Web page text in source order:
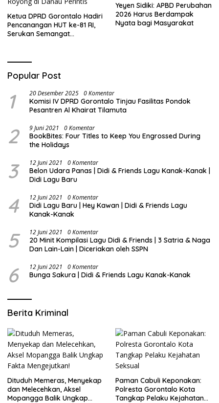
Ketua DPRD Gorontalo Hadiri
Pencanangan HUT ke-81 RI,
Serukan Semangat
Yeyen Sidiki: APBD Perubahan
2026 Harus Berdampak
Nyata bagi Masyarakat
Popular Post
1 20 Desember 2025 0 Komentar
Komisi IV DPRD Gorontalo Tinjau Fasilitas Pondok
Pesantren Al Khairat Tilamuta
2 9 Juni 2021 0 Komentar
BookBites: Four Titles to Keep You Engrossed During
the Holidays
3 12 Juni 2021 0 Komentar
Belon Udara Panas | Didi & Friends Lagu Kanak-Kanak |
Didi Lagu Baru
4 12 Juni 2021 0 Komentar
Didi Lagu Baru | Hey Kawan | Didi & Friends Lagu
Kanak-Kanak
5 12 Juni 2021 0 Komentar
20 Minit Kompilasi Lagu Didi & Friends | 3 Satria & Naga
Dan Lain-Lain | Diceriakan oleh SSPN
6 12 Juni 2021 0 Komentar
Bunga Sakura | Didi & Friends Lagu Kanak-Kanak
Berita Kriminal
Dituduh Memeras, Menyekap
dan Melecehkan, Aksel
Mopangga Balik Ungkap
Paman Cabuli Keponakan:
Polresta Gorontalo Kota
Tangkap Pelaku Kejahatan